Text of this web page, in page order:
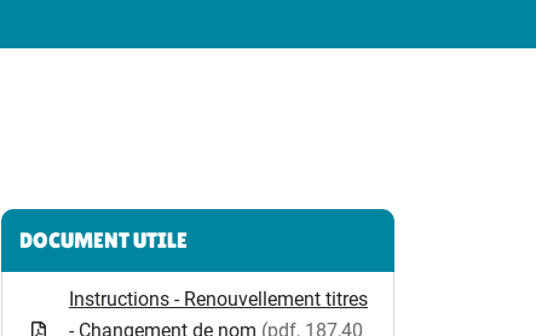
Informations complémentaires
DOCUMENT UTILE
Instructions - Renouvellement titres
- Changement de nom (pdf, 187,40